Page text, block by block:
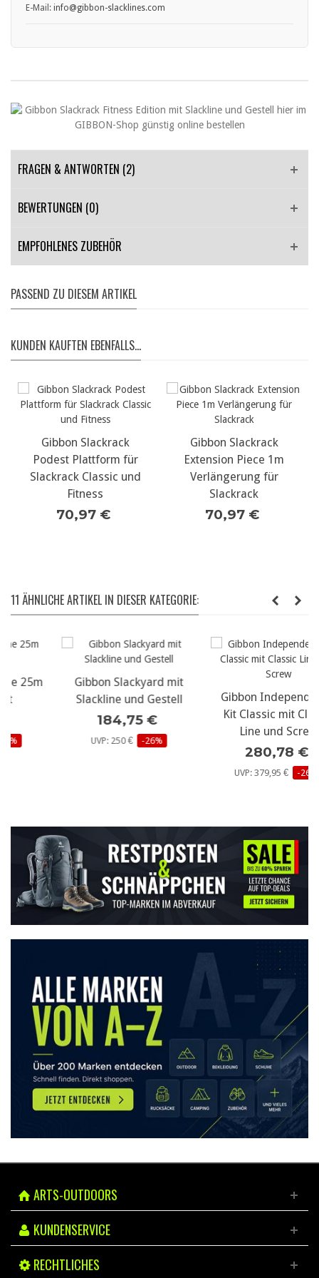
• Slacklines dürfen nicht verknotet werden.
• Von der Nutzung absehen, wenn Personen im Sturz- oder
• Elastiche Slacklines können bei falscher Handhabung zu Stürzen
und Verletzungen führen.
E-Mail: info@gibbon-slacklines.com
FRAGEN & ANTWORTEN (2)
BEWERTUNGEN (0)
EMPFOHLENES ZUBEHÖR
PASSEND ZU DIESEM ARTIKEL
KUNDEN KAUFTEN EBENFALLS...
Gibbon Slackrack
Podest Plattform für
Slackrack Classic und
Fitness
70,97 €
Gibbon Slackrack
Extension Piece 1m
Verlängerung für
Slackrack
70,97 €
11 ÄHNLICHE ARTIKEL IN DIESER KATEGORIE:
Gibbon Slackyard mit
Slackline und Gestell
184,75 €
UVP: 250 € -26%
Gibbon Independence
Kit Classic mit Classic
Line und Screw
280,78 €
UVP: 379,95 € -26%
ARTS-OUTDOORS
KUNDENSERVICE
RECHTLICHES